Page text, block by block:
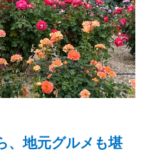
、地元グルメも堪